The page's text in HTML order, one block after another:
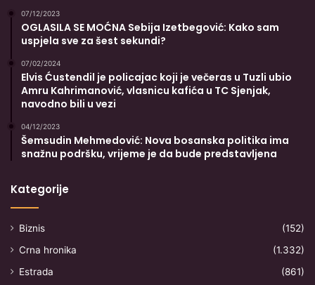
07/12/2023
OGLASILA SE MOĆNA Sebija Izetbegović: Kako sam
uspjela sve za šest sekundi?
07/02/2024
Elvis Ćustendil je policajac koji je večeras u Tuzli ubio
Amru Kahrimanović, vlasnicu kafića u TC Sjenjak,
navodno bili u vezi
04/12/2023
Šemsudin Mehmedović: Nova bosanska politika ima
snažnu podršku, vrijeme je da bude predstavljena
Kategorije
Biznis
(152)
Crna hronika
(1.332)
Estrada
(861)